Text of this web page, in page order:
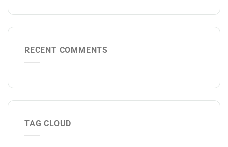
RECENT COMMENTS
TAG CLOUD